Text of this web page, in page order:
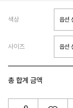
색상
사이즈
총 합계 금액